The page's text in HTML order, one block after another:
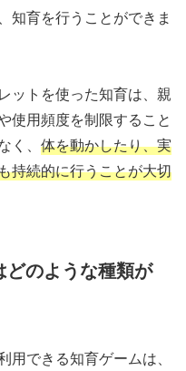
知育を行うことができま
ットを使った知育は、親
使用頻度を制限すること
、 体を動かしたり、実
持続的に行うことが大切
どのような種類が
できる知育ゲームは、